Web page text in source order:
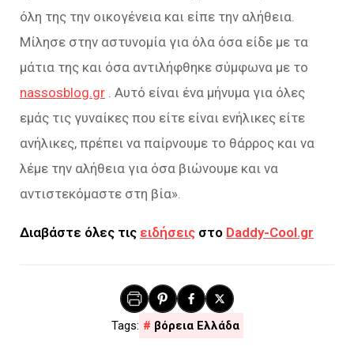
όλη της την οικογένεια και είπε την αλήθεια.
Μίλησε στην αστυνομία για όλα όσα είδε με τα
μάτια της και όσα αντιλήφθηκε σύμφωνα με το
nassosblog.gr . Αυτό είναι ένα μήνυμα για όλες
εμάς τις γυναίκες που είτε είναι ενήλικες είτε
ανήλικες, πρέπει να παίρνουμε το θάρρος και να
λέμε την αλήθεια για όσα βιώνουμε και να
αντιστεκόμαστε στη βία».
Διαβάστε όλες τις ειδήσεις στο Daddy-Cool.gr
βόρεια Ελλάδα